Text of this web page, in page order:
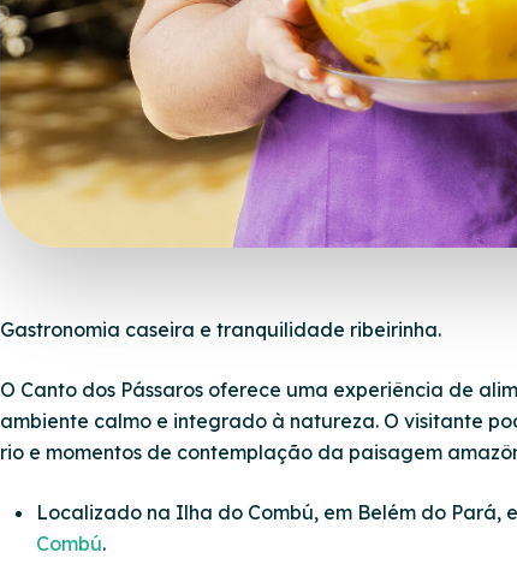
Gastronomia caseira e tranquilidade ribeirinha.
O Canto dos Pássaros oferece uma experiência de
ambiente calmo e integrado à natureza. O visitante
rio e momentos de contemplação da paisagem
Localizado na Ilha do Combú, em Belém do Pará,
Combú.